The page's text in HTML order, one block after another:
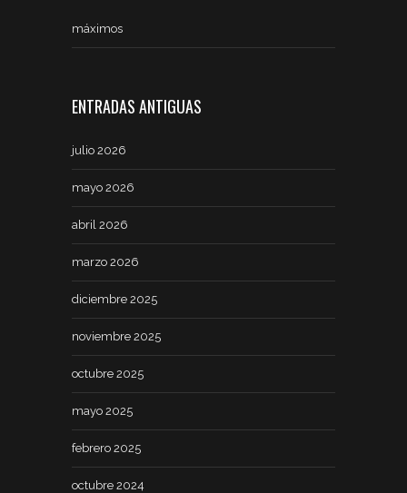
máximos
ENTRADAS ANTIGUAS
julio 2026
mayo 2026
abril 2026
marzo 2026
diciembre 2025
noviembre 2025
octubre 2025
mayo 2025
febrero 2025
octubre 2024